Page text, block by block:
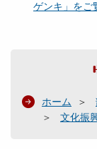
ゲンキ」をご
ホーム
文化振